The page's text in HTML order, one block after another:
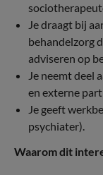
Je draagt bij
behandelzorg
adviseren op
Je neemt deel
en externe
Je geeft
psychiater).
Waarom dit